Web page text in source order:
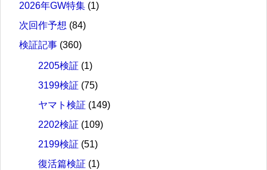
2026年GW特集 (1)
次回作予想 (84)
検証記事 (360)
2205検証 (1)
3199検証 (75)
ヤマト検証 (149)
2202検証 (109)
2199検証 (51)
復活篇検証 (1)